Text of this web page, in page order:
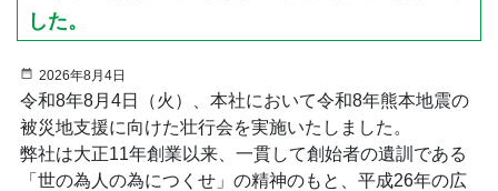
した。
2026年8月4日
令和8年8月4日（火）、本社において令和8年熊本地震の
被災地支援に向けた壮行会を実施いたしました。
弊社は大正11年創業以来、一貫して創始者の遺訓である
「世の為人の為につくせ」の精神のもと、平成26年の広